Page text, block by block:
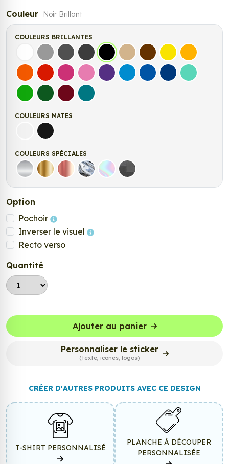
Couleur Noir Brillant
COULEURS BRILLANTES
Blanc Gris Gris FoncéGris Anthracite
Noir Beige Marron Jaune ClairJaune
OrangeRouge FuchsiaRose Violet Bleu clairBleu MoyenBleu FoncéBleu Vert
Vert clairVert FoncéBordeauxTurquoise
COULEURS MATES
Blanc matNoir mat
COULEURS SPÉCIALES
Argent Or Rose Gold
ChromeHolographique
Carbone Noir
Option
Pochoir
Inverser le visuel
Recto verso
Quantité
Ajouter au panier
Personnaliser le sticker
(texte, icônes, logos)
CRÉER D'AUTRES PRODUITS AVEC CE DESIGN
T-SHIRT PERSONNALISÉ
PLANCHE À DÉCOUPER
PERSONNALISÉE